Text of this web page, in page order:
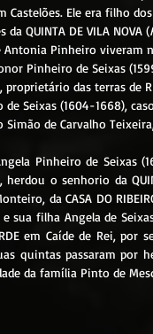
Castelões. Ele era filho
da QUINTA DE VILA NOVA (
Antonia Pinheiro viveram
Pinheiro de Seixas
proprietário das terras de
de Seixas (1604-1668),
Simão de Carvalho
herdou o senhorio da
da CASA DO
e sua filha Angela de
em Caíde de Rei,
quintas passaram por
da família Pinto de